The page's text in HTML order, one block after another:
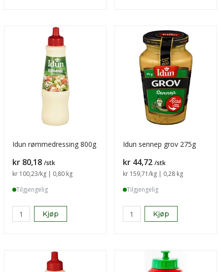
Idun rømmedressing 800g
Pris
kr 80,18 /stk
Sammenligning pris
kr 100,23/kg | 0,80 kg
Tilgjengelig
Kjøp
Idun sennep grov 275g
Pris
kr 44,72 /stk
Sammenligning pris
kr 159,71/kg | 0,28 kg
Tilgjengelig
Kjøp